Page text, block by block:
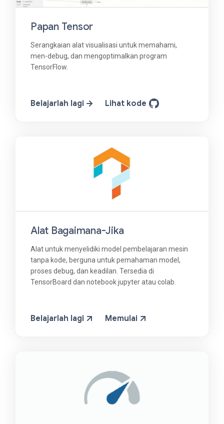
Papan Tensor
Serangkaian alat visualisasi untuk memahami,
men-debug, dan mengoptimalkan program
TensorFlow.
Belajarlah lagi Lihat kode
Alat Bagaimana-Jika
Alat untuk menyelidiki model pembelajaran mesin
tanpa kode, berguna untuk pemahaman model,
proses debug, dan keadilan. Tersedia di
TensorBoard dan notebook jupyter atau colab.
Belajarlah lagi Memulai